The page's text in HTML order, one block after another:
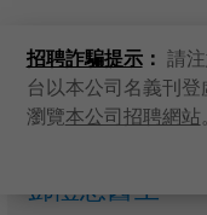
招聘詐騙提示： 請
台以本公司名義刊
瀏覽本公司招聘網站
卓健服務
卓健手機App
主頁 搜尋醫療服務
鄧愷悠醫生